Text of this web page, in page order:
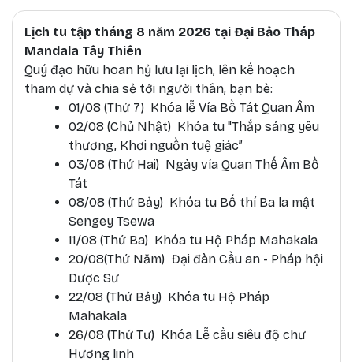
Lịch tu tập tháng 8 năm 2026 tại Đại Bảo Tháp
Mandala Tây Thiên
Quý đạo hữu hoan hỷ lưu lại lịch, lên kế hoạch
tham dự và chia sẻ tới người thân, bạn bè:
01/08 (Thứ 7) Khóa lễ Vía Bồ Tát Quan Âm
02/08 (Chủ Nhật) Khóa tu "Thắp sáng yêu
thương, Khơi nguồn tuệ giác”
03/08 (Thứ Hai) Ngày vía Quan Thế Âm Bồ
Tát
08/08 (Thứ Bảy) Khóa tu Bố thí Ba la mật
Sengey Tsewa
11/08 (Thứ Ba) Khóa tu Hộ Pháp Mahakala
20/08(Thứ Năm) Đại đàn Cầu an - Pháp hội
Dược Sư
22/08 (Thứ Bảy) Khóa tu Hộ Pháp
Mahakala
26/08 (Thứ Tư) Khóa Lễ cầu siêu độ chư
Hương linh